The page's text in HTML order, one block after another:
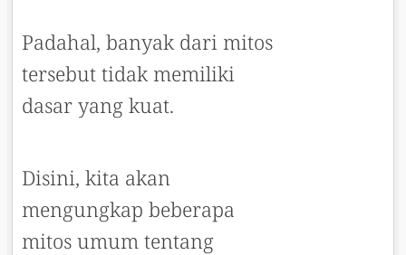
Padahal, banyak dari mitos
tersebut tidak memiliki
dasar yang kuat.
Disini, kita akan
mengungkap beberapa
mitos umum tentang